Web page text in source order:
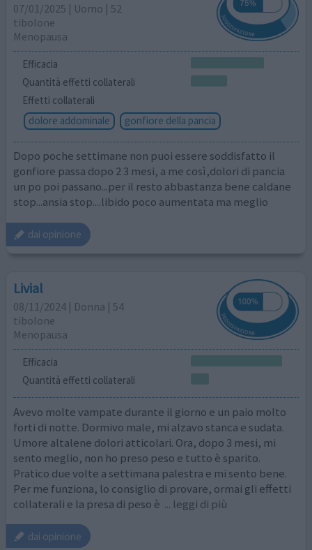
07/01/2025 | Uomo | 52
tibolone
Menopausa
Efficacia
Quantità effetti collaterali
Effetti collaterali
dolore addominale
gonfiore della pancia
Dopo poche settimane non puoi essere soddisfatto il
gonfiore passa dopo 2 3 mesi, a me così,dolori di pancia
un po poi passano...per il resto abbastanza bene caldane
stop...ansia stop....libido poco aumentata ma meglio
dai opinione
Livial
08/11/2024 | Donna | 54
tibolone
Menopausa
Efficacia
Quantità effetti collaterali
Avevo molte vampate durante il giorno e un paio molto
forti di notte. Dormivo male, mi alzavo stanca e sudata.
Umore altalene dolori atticolari. Ora, dopo 3 mesi, mi
sento meglio, non ho preso peso e tutto è sparito.
Pratico due volte a settimana palestra e mi sento bene.
Per me funziona, lo consiglio di provare, ormai gli effetti
collaterali e la presa di peso è ... leggi di più
dai opinione